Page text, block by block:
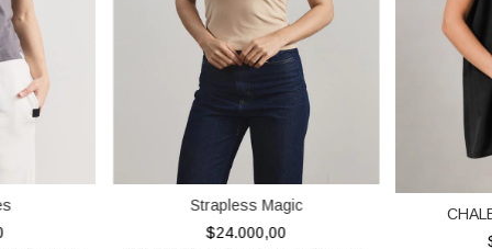
Strapless Magic
$24.000,00